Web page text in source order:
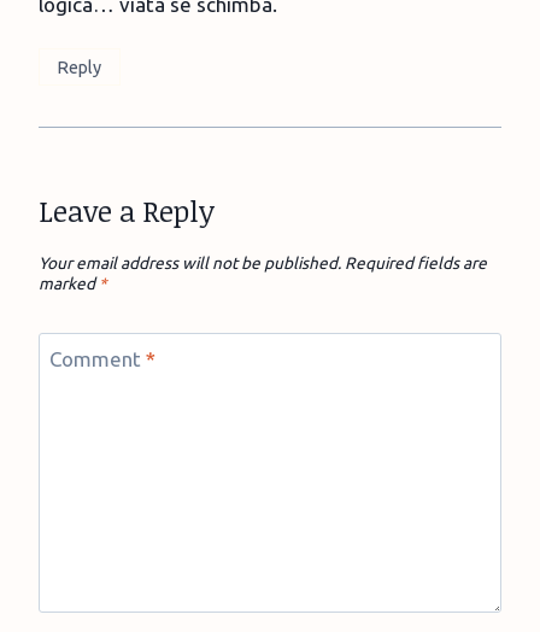
Reply
Leave a Reply
Your email address will not be published. Required fields are
marked*
Comment *